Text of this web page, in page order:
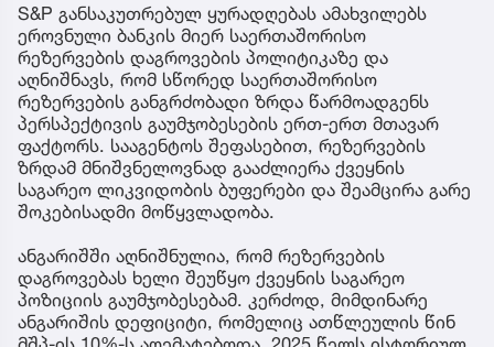
S&P განსაკუთრებულ ყურადღებას ამახვილებს
ეროვნული ბანკის მიერ საერთაშორისო
რეზერვების დაგროვების პოლიტიკაზე და
აღნიშნავს, რომ სწორედ საერთაშორისო
რეზერვების განგრძობადი ზრდა წარმოადგენს
პერსპექტივის გაუმჯობესების ერთ-ერთ მთავარ
ფაქტორს. სააგენტოს შეფასებით, რეზერვების
ზრდამ მნიშვნელოვნად გააძლიერა ქვეყნის
საგარეო ლიკვიდობის ბუფერები და შეამცირა გარე
შოკებისადმი მოწყვლადობა.
ანგარიშში აღნიშნულია, რომ რეზერვების
დაგროვებას ხელი შეუწყო ქვეყნის საგარეო
პოზიციის გაუმჯობესებამ. კერძოდ, მიმდინარე
ანგარიშის დეფიციტი, რომელიც ათწლეულის წინ